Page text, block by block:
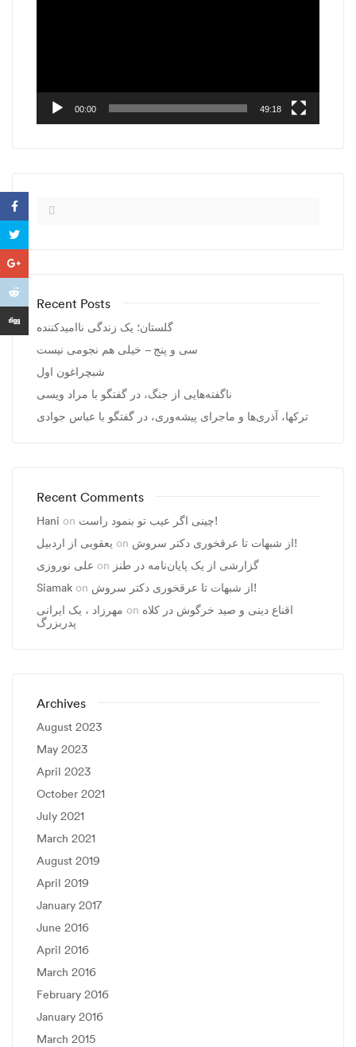
00:00 49:18
Recent Posts
گلستان؛ یک زندگی ناامیدکننده
سی و پنج – خیلی هم نجومی نیست
شبچراغون اول
ناگفته‌هایی از جنگ، در گفتگو با مراد ویسی
ترکها، آذری‌ها و ماجرای پیشه‌وری، در گفتگو با عباس جوادی
Recent Comments
Hani on
چینی اگر عیب تو بنمود راست!
یعقوبی از اردبیل on
از شبهات تا عرقخوری دکتر سروش!
علی نوروزی on گزارشی از یک پایان‌نامه در طنز
Siamak on
از شبهات تا عرقخوری دکتر سروش!
مهرزاد ، يک ايرانی on اقناع دینی و صید خرگوش در کلاه
پدربزرگ
Archives
August 2023
May 2023
April 2023
October 2021
July 2021
March 2021
August 2019
April 2019
January 2017
June 2016
April 2016
March 2016
February 2016
January 2016
March 2015